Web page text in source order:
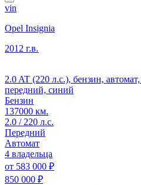
vin
Opel Insignia
2012 г.в.
2.0 AT (220 л.с.), бензин,
передний, синий
Бензин
137000 км.
2.0 / 220 л.с.
Передний
Автомат
4 владельца
от 583 000 ₽
850 000 ₽